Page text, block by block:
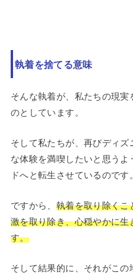
執着を捨てる意味
そんな執着が、私たちの現
のとしています。
そして私たちが、再びディ
な体験を満喫したいと思う
ドへと転生させているのです。
ですから、 執着を取り除く
激を取り除き、心穏やかに
す。
そして結果的に、それがこの